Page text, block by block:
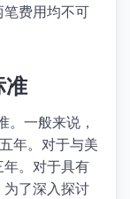
费用均不可
准
一般来说，
年。对于与美
。对于具有
了深入探讨